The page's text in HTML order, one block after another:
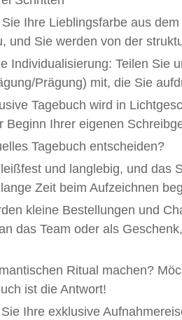
Ihre Lieblingsfarbe aus
und Sie werden von der
Individualisierung: Teilen Sie
Prägung) mit, die Sie
Tagebuch wird in
Ihrer eigenen
Tagebuch entscheiden?
und langlebig, und das
Zeit beim Aufzeichnen
kleine Bestellungen und
das Team oder als
Ritual machen?
ist die Antwort!
Ihre exklusive